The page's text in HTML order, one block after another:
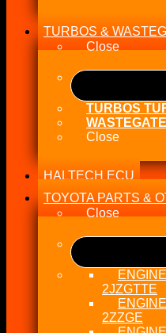
TURBOS &
Close
TURBOS
WASTEGATE
Close
HALTECH ECU
TOYOTA PARTS &
Close
2JZGTTE
2ZZGE